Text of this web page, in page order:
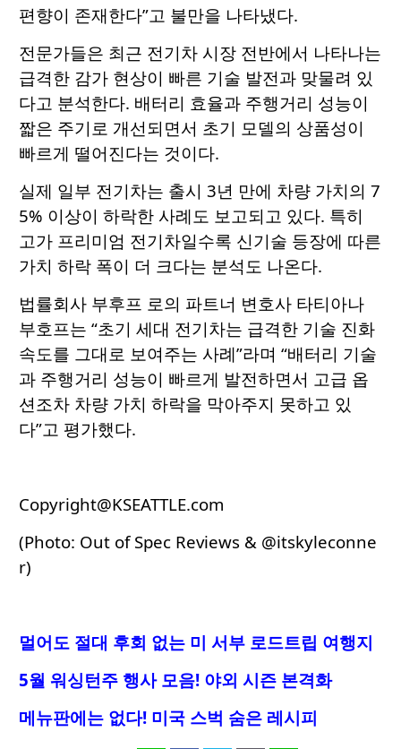
편향이 존재한다”고 불만을 나타냈다.
전문가들은 최근 전기차 시장 전반에서 나타나는
급격한 감가 현상이 빠른 기술 발전과 맞물려 있
다고 분석한다. 배터리 효율과 주행거리 성능이
짧은 주기로 개선되면서 초기 모델의 상품성이
빠르게 떨어진다는 것이다.
실제 일부 전기차는 출시 3년 만에 차량 가치의 7
5% 이상이 하락한 사례도 보고되고 있다. 특히
고가 프리미엄 전기차일수록 신기술 등장에 따른
가치 하락 폭이 더 크다는 분석도 나온다.
법률회사 부후프 로의 파트너 변호사 타티아나
부호프는 “초기 세대 전기차는 급격한 기술 진화
속도를 그대로 보여주는 사례”라며 “배터리 기술
과 주행거리 성능이 빠르게 발전하면서 고급 옵
션조차 차량 가치 하락을 막아주지 못하고 있
다”고 평가했다.
Copyright@KSEATTLE.com
(Photo: Out of Spec Reviews & @itskyleconne
r)
멀어도 절대 후회 없는 미 서부 로드트립 여행지
5월 워싱턴주 행사 모음! 야외 시즌 본격화
메뉴판에는 없다! 미국 스벅 숨은 레시피